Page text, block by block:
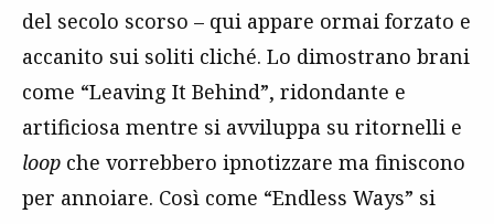
del secolo scorso – qui appare ormai forzato e
accanito sui soliti cliché. Lo dimostrano brani
come “Leaving It Behind”, ridondante e
artificiosa mentre si avviluppa su ritornelli e
loop che vorrebbero ipnotizzare ma finiscono
per annoiare. Così come “Endless Ways” si